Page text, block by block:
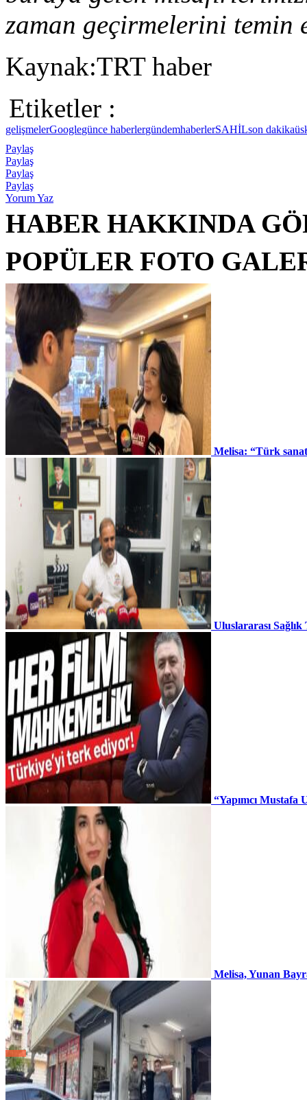
zaman geçirmelerini temin
Kaynak:TRT haber
Etiketler :
gelişmelerGooglegünce haberlergündemhaberlerSAHİLson dakika
Paylaş
Paylaş
Paylaş
Paylaş
Yorum Yaz
HABER HAKKINDA
POPÜLER FOTO
Melisa: “Türk
Uluslararası
“Yapımcı Mustafa
Melisa, Yunan